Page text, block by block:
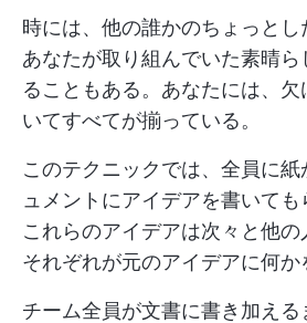
時には、他の誰かのちょっとし
あなたが取り組んでいた素晴
ることもある。あなたには、
いてすべてが揃っている。
このテクニックでは、全員に
ュメントにアイデアを書いても
これらのアイデアは次々と他の
それぞれが元のアイデアに何か
チーム全員が文書に書き加える